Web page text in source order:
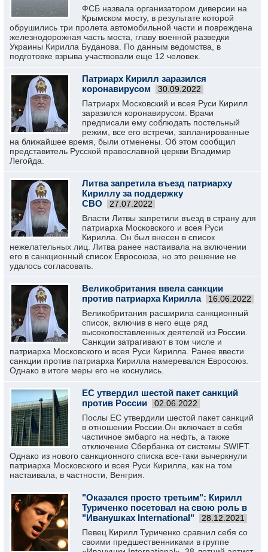
ФСБ назвала организатором диверсии на
Крымском мосту, в результате которой
обрушились три пролета автомобильной части и повреждена
железнодорожная часть моста, главу военной разведки
Украины Кирилла Буданова. По данным ведомства, в
подготовке взрыва участвовали еще 12 человек.
Патриарх Кирилл заразился
коронавирусом
30.09.2022
Патриарх Московский и всея Руси Кирилл
заразился коронавирусом. Врачи
предписали ему соблюдать постельный
режим, все его встречи, запланированные
на ближайшее время, были отменены. Об этом сообщил
представитель Русской православной церкви Владимир
Легойда.
Литва запретила въезд патриарху
Кириллу за поддержку
СВО
27.07.2022
Власти Литвы запретили въезд в страну для
патриарха Московского и всея Руси
Кирилла. Он был внесен в список
нежелательных лиц. Литва ранее настаивала на включении
его в санкционный список Евросоюза, но это решение не
удалось согласовать.
Великобритания ввела санкции
против патриарха Кирилла
16.06.2022
Великобритания расширила санкционный
список, включив в него еще ряд
высокопоставленных деятелей из России.
Санкции затрагивают в том числе и
патриарха Московского и всея Руси Кирилла. Ранее ввести
санкции против патриарха Кирилла намеревался Евросоюз.
Однако в итоге меры его не коснулись.
ЕС утвердил шестой пакет санкций
против России
02.06.2022
Послы ЕС утвердили шестой пакет санкций
в отношении России.Он включает в себя
частичное эмбарго на нефть, а также
отключение Сбербанка от системы SWIFT.
Однако из нового санкционного списка все-таки вычеркнули
патриарха Московского и всея Руси Кирилла, как на том
настаивала, в частности, Венгрия.
"Оказался просто третьим": Кирилл
Туриченко посетовал на свою роль в
"Иванушках International"
28.12.2021
Певец Кирилл Туриченко сравнил себя со
своими предшественниками в группе